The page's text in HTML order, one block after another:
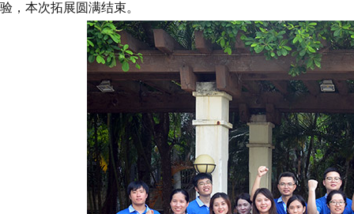
验，本次拓展圆满结束。